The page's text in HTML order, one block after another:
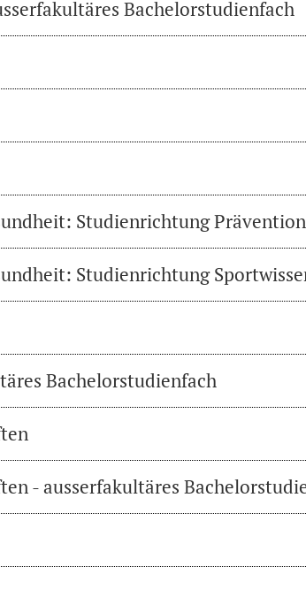
Bachelorstudienfach
Studienrichtung
Studienrichtung
Bachelorstudienfach
- ausserfakultäres